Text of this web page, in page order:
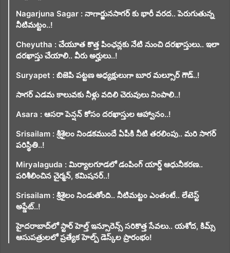
Nagarjuna Sagar : నాగార్జునసాగర్ కు భారీ వరద.. పెరుగుతున్న
నీటిమట్టం..!
Cheyutha : చేయూత కొత్త పింఛన్లకు నేటి నుంచి దరఖాస్తులు.. ఇలా
దరఖాస్తు చేయాలి.. వీరు అర్హులు..!
Suryapet : బిజెపి పట్టణ అధ్యక్షులుగా బూర మల్సూర్ గౌడ్..!
సాగర్ ఎడమ కాలువకు నీళ్లు వదిలి చెరువులు నింపాలి..!
Asara : ఆసరా పెన్షన్ కోసం దరఖాస్తుల ఆహ్వానం..!
Srisailam : శ్రీశైలం నిండకముందే ఏపీకి నీటి తరలింపు.. మరి సాగర్
పరిస్థితి..!
Miryalaguda : మిర్యాలగూడలో డంపింగ్ యార్డ్ ఆధునీకరణ..
పరిశీలించిన చైర్మన్, కమిషనర్..!
Srisailam : శ్రీశైలం నిండుతోంది.. నీటిమట్టం ఎంతంటే.. లేటెస్ట్
అప్డేట్..!
హైదరాబాద్‌లో స్టార్ హెల్త్ ఇన్సూరెన్స్ సరికొత్త సేవలు.. యశోద, కిమ్స్
ఆసుపత్రులలో ప్రత్యేక హెల్ప్ డెస్క్‌ల ప్రారంభం!